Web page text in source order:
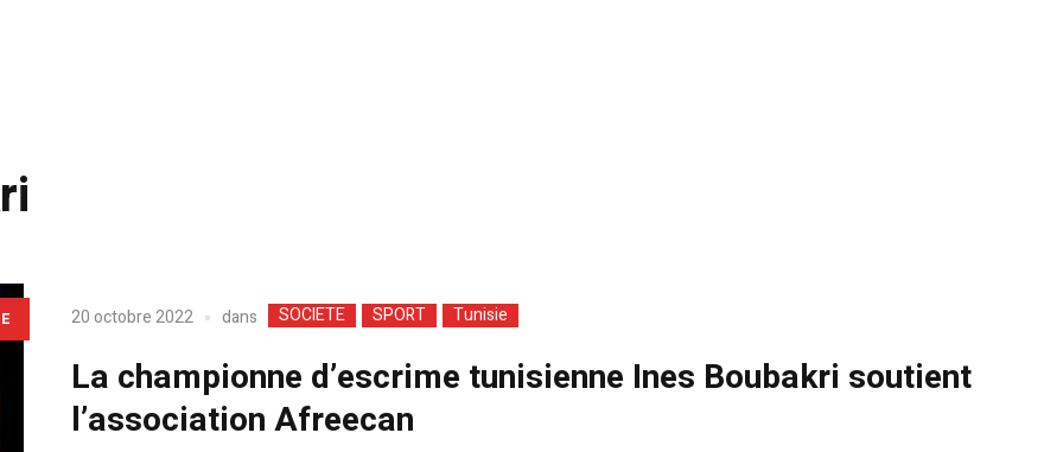
20 octobre 2022 dans SOCIETE SPORT Tunisie
La championne d’escrime tunisienne Ines Boubakri soutient
l’association Afreecan